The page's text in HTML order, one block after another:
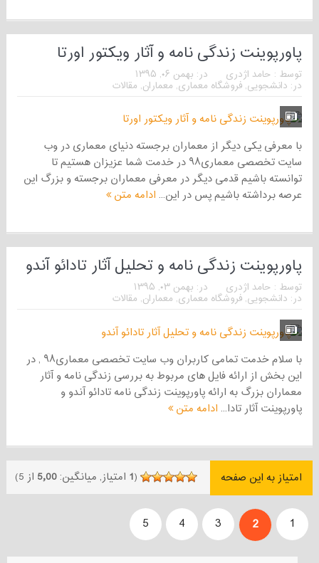
پاورپوینت زندگی نامه و آثار ویکتور اورتا
توسط : حامد اژدری در: بهمن ۰۶, ۱۳۹۵
در: دانشجویی, فروشگاه معماری, معماران, مقالات
با معرفی یکی دیگر از معماران برجسته دنیای معماری در وب
سایت تخصصی معماری۹۸ در خدمت شما عزیزان هستیم تا
توانسته باشیم قدمی دیگر در معرفی معماران برجسته و بزرگ این
عرصه برداشته باشیم پس در این... ادامه متن
پاورپوینت زندگی نامه و تحلیل آثار تادائو آندو
توسط : حامد اژدری در: بهمن ۰۳, ۱۳۹۵
در: دانشجویی, فروشگاه معماری, معماران, مقالات
با سلام خدمت تمامی کاربران وب سایت تخصصی معماری۹۸ , در
این بخش از ارائه فایل های مربوط به بررسی زندگی نامه و آثار
معماران بزرگ به ارائه پاورپوینت زندگی نامه تادائو آندو و
پاورپوینت آثار تادا... ادامه متن
امتیاز به این صفحه (
1 امتیاز, میانگین:5٫00 از 5)
1
2
3
4
5